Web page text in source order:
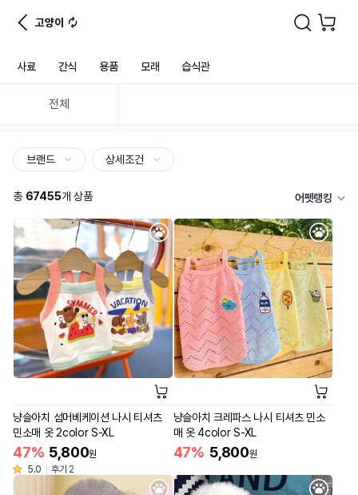
고양이
사료 간식 용품 모래 습식관
전체
브랜드 상세조건
총 67455개 상품 어펫랭킹
냥슬아치 섬머베케이션 나시 티셔츠
민소매 옷 2color S-XL
47% 5,800원
5.0
후기 2
냥슬아치 크레파스 나시 티셔츠 민소
매 옷 4color S-XL
47% 5,800원